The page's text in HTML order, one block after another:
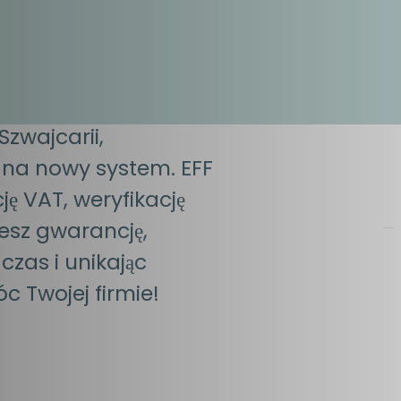
nowy system. EFF
VAT, weryfikację
gwarancję,
i unikając
Twojej firmie!